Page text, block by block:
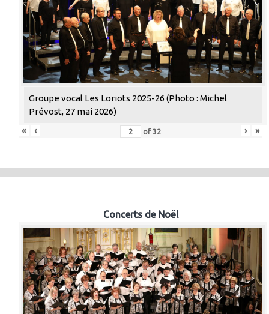
Groupe vocal Les Loriots 2025-26 (Photo : Michel
Prévost, 27 mai 2026)
«
‹ of 32 › »
Concerts de Noël